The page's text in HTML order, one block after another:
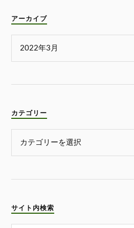
アーカイブ
カテゴリー
サイト内検索